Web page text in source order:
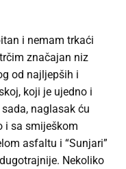
i nemam trkaći
značajan niz
od najljepših i
koji je ujedno i
naglasak ću
i sa smiješkom
asfaltu i “Sunjari”
Nekoliko